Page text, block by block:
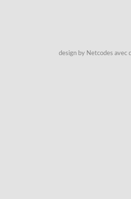
design by Netcodes avec